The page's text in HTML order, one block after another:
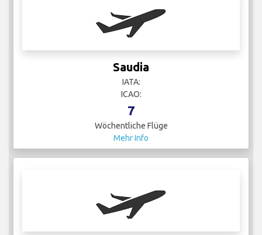
Saudia
IATA:
ICAO:
7
Wöchentliche Flüge
Mehr Info